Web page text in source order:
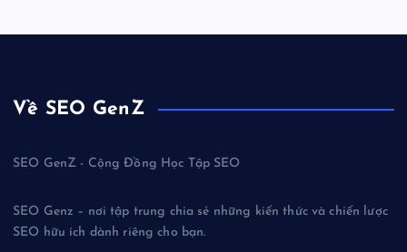
Về SEO GenZ
SEO GenZ - Cộng Đồng Học Tập SEO
SEO Genz – nơi tập trung chia sẻ những kiến thức và chiến lược
SEO hữu ích dành riêng cho bạn.